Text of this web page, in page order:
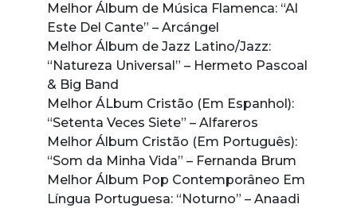
Melhor Álbum de Música Flamenca: “Al
Este Del Cante” – Arcángel
Melhor Álbum de Jazz Latino/Jazz:
“Natureza Universal” – Hermeto Pascoal
& Big Band
Melhor ÁLbum Cristão (Em Espanhol):
“Setenta Veces Siete” – Alfareros
Melhor Álbum Cristão (Em Português):
“Som da Minha Vida” – Fernanda Brum
Melhor Álbum Pop Contemporâneo Em
Língua Portuguesa: “Noturno” – Anaadi